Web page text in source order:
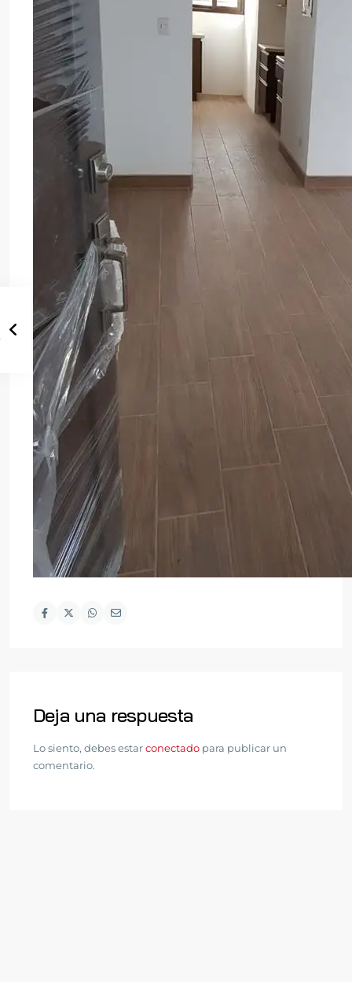
Deja una respuesta
Lo siento, debes estarconectado para publicar un
comentario.